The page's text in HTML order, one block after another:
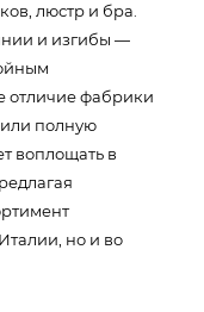
люстр и бра.
и изгибы —
отличие фабрики
полную
воплощать в
но и во